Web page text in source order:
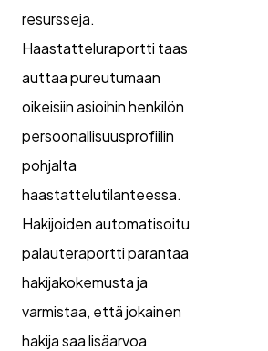
resursseja.
Haastatteluraportti taas
auttaa pureutumaan
oikeisiin asioihin henkilön
persoonallisuusprofiilin
pohjalta
haastattelutilanteessa.
Hakijoiden automatisoitu
palauteraportti parantaa
hakijakokemusta ja
varmistaa, että jokainen
hakija saa lisäarvoa